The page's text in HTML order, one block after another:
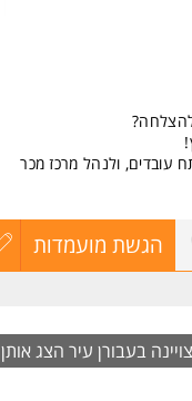
להצלחה?
עובדים, ולנהל מרכז מכר
הגשת מועמדות
הצג אותן